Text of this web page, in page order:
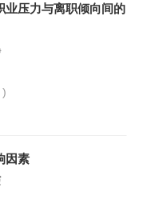
业压力与离职倾向间的
)
因素